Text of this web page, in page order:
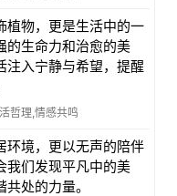
植物，更是生活中的一
的生命力和治愈的美
注入宁静与希望，提醒
哲理,情感共鸣
环境，更以无声的陪伴
我们发现平凡中的美
处的力量。